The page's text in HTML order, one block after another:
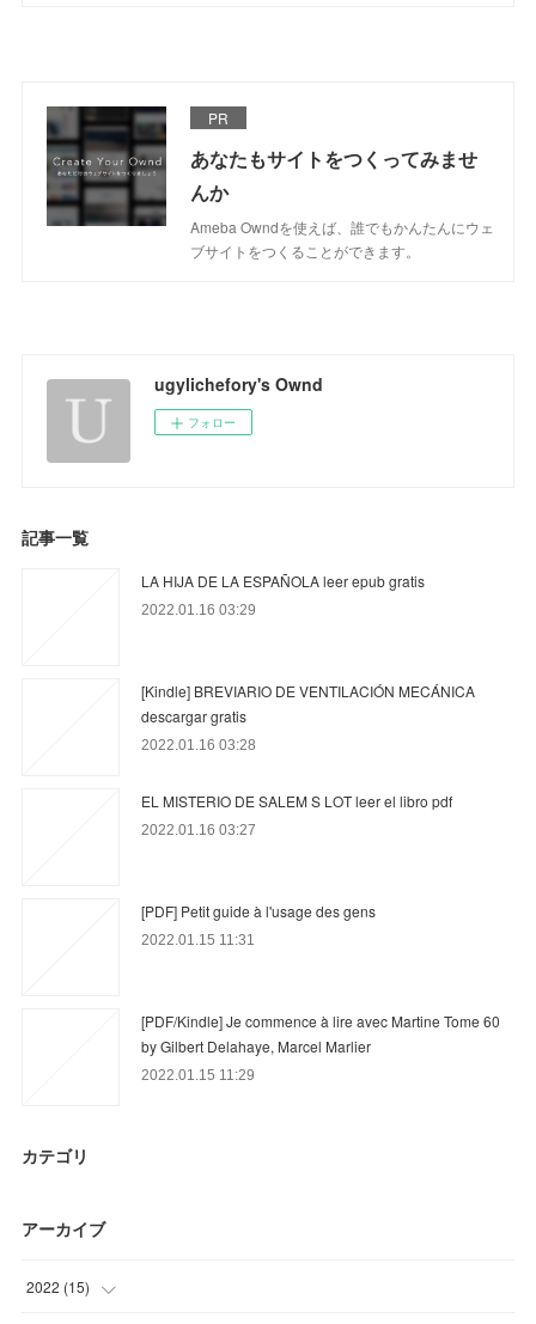
PR
あなたもサイトをつくってみませ
んか
Ameba Owndを使えば、誰でもかんたんにウェ
ブサイトをつくることができます。
ugylichefory's Ownd
フォロー
記事一覧
LA HIJA DE LA ESPAÑOLA leer epub gratis
2022.01.16 03:29
[Kindle] BREVIARIO DE VENTILACIÓN MECÁNICA
descargar gratis
2022.01.16 03:28
EL MISTERIO DE SALEM S LOT leer el libro pdf
2022.01.16 03:27
[PDF] Petit guide à l'usage des gens
2022.01.15 11:31
[PDF/Kindle] Je commence à lire avec Martine Tome 60
by Gilbert Delahaye, Marcel Marlier
2022.01.15 11:29
カテゴリ
アーカイブ
2022 (15)